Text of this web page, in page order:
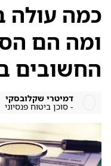
כמה עולה
ומה הם
החשובים
דמיטרי שקלובסקי
- סוכן ביטוח פנסיוני